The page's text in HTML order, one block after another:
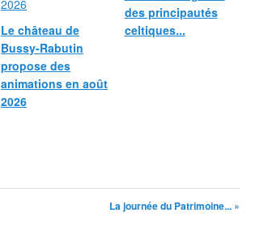
Le château de
Bussy-Rabutin
propose des
animations en août
2026
des principautés
celtiques...
La journée du Patrimoine... »